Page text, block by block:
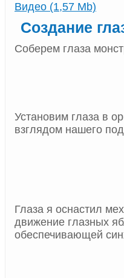
Видео (1,57 Мb)
Создание
Соберем глаза
Установим глаза в
взглядом нашего
Глаза я оснастил
движение глазных
обеспечивающей